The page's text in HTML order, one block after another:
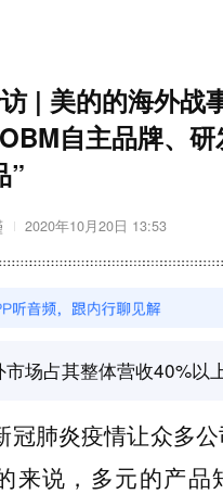
| 美的的海外战
自主品牌、
”
2020年10月20日 13:53
场占其整体营收40%以上
冠肺炎疫情让众多公
来说，多元的产品